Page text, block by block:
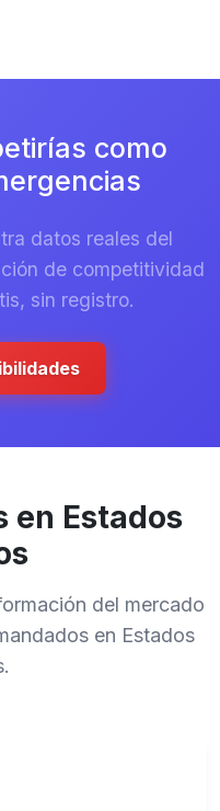
como
datos reales del
de competitividad
sin registro.
en Estados
del mercado
en Estados